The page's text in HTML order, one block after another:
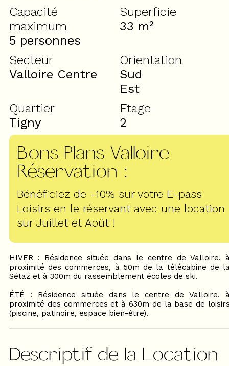
Capacité
maximum
5 personnes
Superficie
33 m²
Secteur
Valloire Centre
Orientation
Sud
Est
Quartier
Tigny
Etage
2
Bons Plans Valloire
Réservation :
Bénéficiez de -10% sur votre E-pass
Loisirs en le réservant avec une location
sur Juillet et Août !
HIVER : Résidence située dans le centre de Valloire,
proximité des commerces, à 50m de la télécabine de
Sétaz et à 300m du rassemblement écoles de ski.
ÉTÉ : Résidence située dans le centre de Valloire,
proximité des commerces et à 630m de la base de
(piscine, patinoire, espace bien-être).
Descriptif de la Location